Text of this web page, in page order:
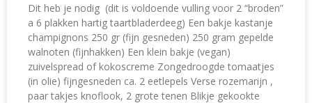
Dit heb je nodig (dit is voldoende vulling voor 2 “broden”
a 6 plakken hartig taartbladerdeeg) Een bakje kastanje
champignons 250 gr (fijn gesneden) 250 gram gepelde
walnoten (fijnhakken) Een klein bakje (vegan)
zuivelspread of kokoscreme Zongedroogde tomaatjes
(in olie) fijngesneden ca. 2 eetlepels Verse rozemarijn ,
paar takjes knoflook, 2 grote tenen Blikje gekookte